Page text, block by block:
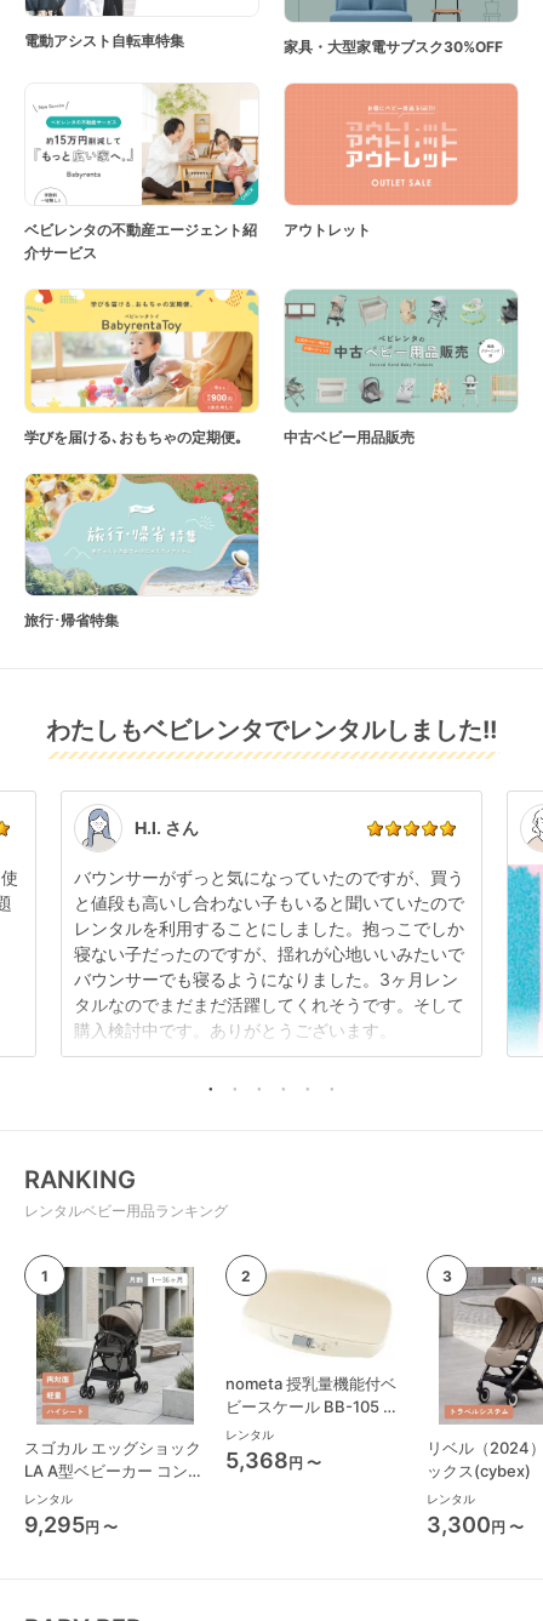
電動アシスト自転車特集 家具・大型家電サブスク30%OFF
ベビレンタの不動産エージェント紹
介サービス
アウトレット
学びを届ける､おもちゃの定期便｡ 中古ベビー用品販売
旅行･帰省特集
わたしもベビレンタでレンタルしました!!
H.I. さん
バウンサーがずっと気になっていたのですが、買う
と値段も高いし合わない子もいると聞いていたので
レンタルを利用することにしました。抱っこでしか
寝ない子だったのですが、揺れが心地いいみたいで
バウンサーでも寝るようになりました。3ヶ月レン
タルなのでまだまだ活躍してくれそうです。そして
購入検討中です。ありがとうございます。
RANKING
レンタルベビー用品ランキング
スゴカル エッグショック
LA A型ベビーカー コンビ
(Combi)
レンタル
9,295円 〜
nometa 授乳量機能付ベ
ビースケール BB-105 タ
ニタ(TANITA) ベビースケ
ール・体重計
レンタル
5,368円 〜
リベル（2024
ックス(cybex)
レンタル
3,300円 〜